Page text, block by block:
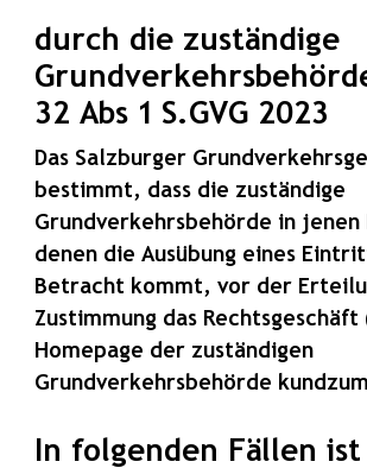
durch die zuständige
32 Abs 1 S.GVG 2023
Das Salzburger
bestimmt, dass die zuständige
Grundverkehrsbehörde in jenen
denen die Ausübung eines
Betracht kommt, vor der
Zustimmung das Rechtsgeschäft
Homepage der zuständigen
Grundverkehrsbehörde
In folgenden Fällen